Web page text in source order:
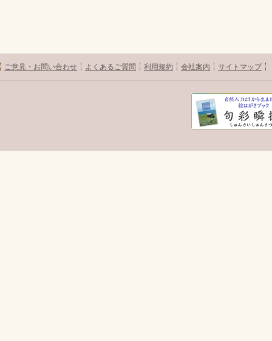
ご意見・お問い合わせ よくあるご質問 利用規約 会社案内 サイトマップ